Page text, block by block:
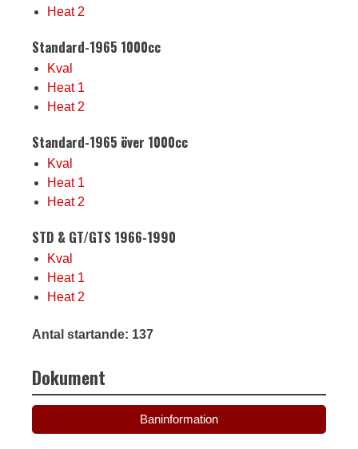
Heat 2
Standard-1965 1000cc
Kval
Heat 1
Heat 2
Standard-1965 över 1000cc
Kval
Heat 1
Heat 2
STD & GT/GTS 1966-1990
Kval
Heat 1
Heat 2
Antal startande: 137
Dokument
Baninformation